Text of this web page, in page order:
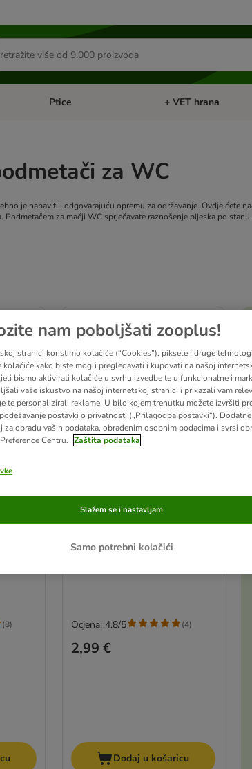
Pregled kategorija: Male životinje
Ptice Pregled kategorija: Ptice
+ VET hrana
za WC
je nabaviti i odgovarajuću opremu za održavanje. Ovdje ćete
Podmetačem za mačji WC sprječavate raznošenje pijeska po
(8)
Lopatica za sitni pijesak
2,99 €
Ocjena: 4.8/5 (4)
Dodaj u košaricu
nam poboljšati zooplus!
stranici koristimo kolačiće (“Cookies”), piksele i druge
kolačiće kako biste mogli pregledavati i kupovati na našoj
bismo aktivirati kolačiće u svrhu izvedbe te u funkcionalne i
vaše iskustvo na našoj internetskoj stranici i prikazali vam
te personalizirali reklame. U bilo kojem trenutku možete izvršiti
postavki o privatnosti („Prilagodba postavki“).
obradu vaših podataka, obrađenim osobnim podacima i svrsi
Centru. Zaštita podataka
Samo potrebni kolačići
Slažem se i nastavljam